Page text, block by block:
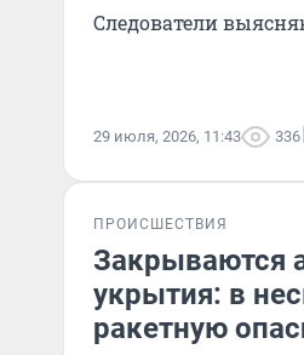
Следователи
29 июля, 2026, 11:43 336
ПРОИСШЕСТВИЯ
Закрываются
укрытия: в
ракетную